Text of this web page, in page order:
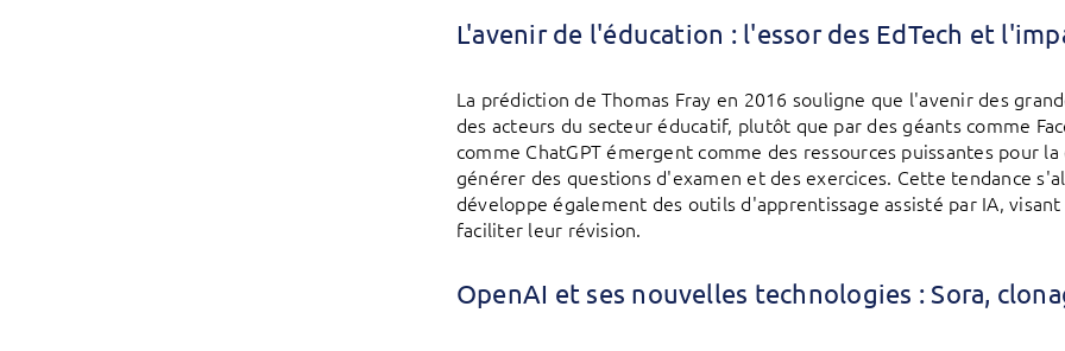
L'avenir de l'éducation : l'essor des EdTech et
La prédiction de Thomas Fray en 2016 souligne que l'avenir des
des acteurs du secteur éducatif, plutôt que par des géants comme
comme ChatGPT émergent comme des ressources puissantes pour
générer des questions d'examen et des exercices. Cette tendance
développe également des outils d'apprentissage assisté par IA,
faciliter leur révision.
OpenAI et ses nouvelles technologies : Sora,